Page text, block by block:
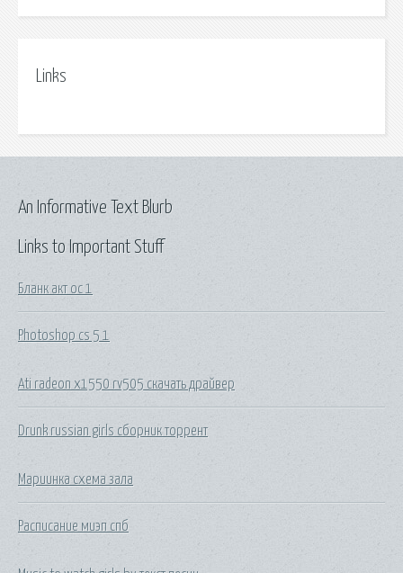
Links
Links to Important Stuff
Бланк акт ос 1
Photoshop cs 5 1
Ati radeon x1550 rv505 скачать драйвер
Drunk russian girls сборник торрент
Мариинка схема зала
Расписание миэп спб
An Informative Text Blurb